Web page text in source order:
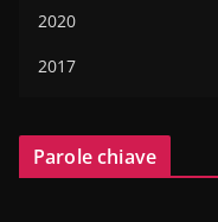
2020
2017
Parole chiave